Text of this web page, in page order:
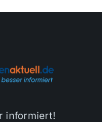
informiert!